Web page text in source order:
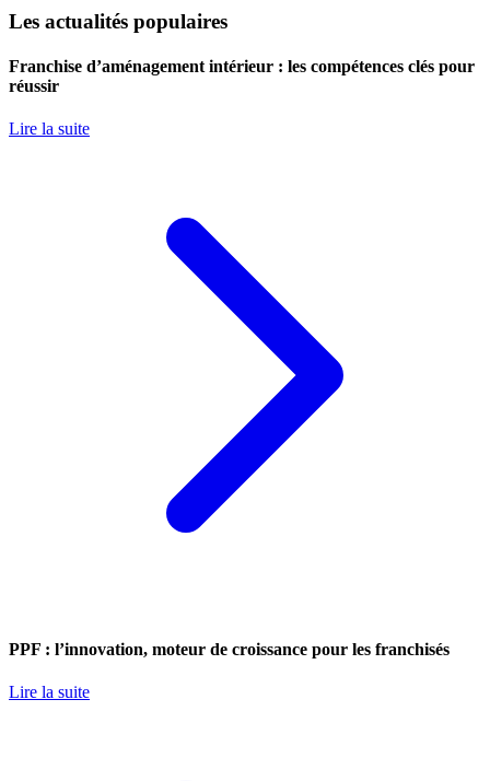
Les actualités populaires
Franchise d’aménagement intérieur : les compétences clés pour
réussir
Lire la suite
PPF : l’innovation, moteur de croissance pour les franchisés
Lire la suite